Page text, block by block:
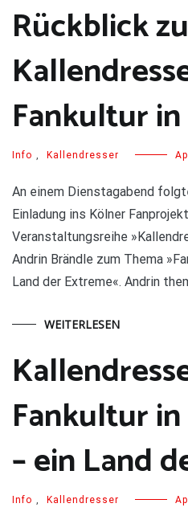
Rückblick zu
Fankultur
Info , Kallendresser
An einem Dienstagabend
Einladung ins Kölner
Veranstaltungsreihe
Andrin Brändle zum Thema
Land der Extreme«. Andrin
WEITERLESEN
Fankultur
– ein Land
Info , Kallendresser